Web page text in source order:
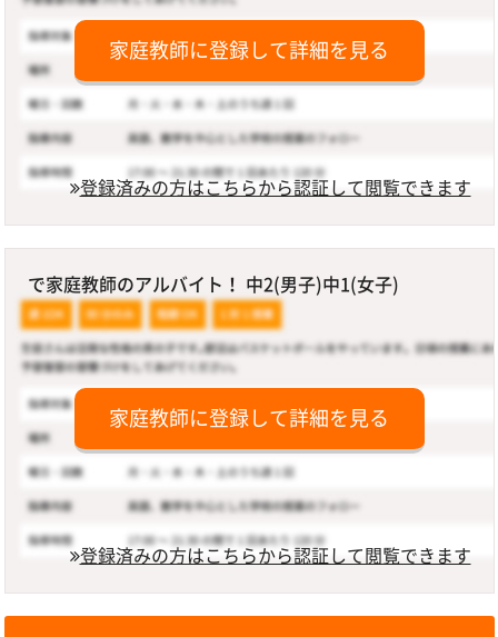
家庭教師に登録して詳細を見る
登録済みの方はこちらから認証して閲覧できます
で家庭教師のアルバイト！ 中2(男子)中1(女子)
家庭教師に登録して詳細を見る
登録済みの方はこちらから認証して閲覧できます